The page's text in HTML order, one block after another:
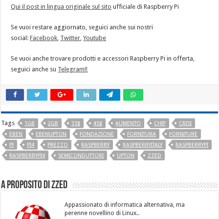
Qui il post in lingua originale sul sito ufficiale di Raspberry Pi
Se vuoi restare aggiornato, seguici anche sui nostri
social:Facebook, Twitter,Youtube
Se vuoi anche trovare prodotti e accessori Raspberry Pi in offerta,
seguici anche su Telegram!!
Tags 1GB 2GB 35$ 45$ AUMENTO CHIP
CRISI
EBEN
EBENUPTON FONDAZIONE FORNITURA
FORNITURE
PI
PI4 PREZZO RASPBERRY RASPBERRYITALY
RASPBERRYPI
RASPBERRYPI4
SEMICONDUTTORI UPTON ZZED
A proposito di Zzed
Appassionato di informatica alternativa, ma
perenne novellino di Linux..